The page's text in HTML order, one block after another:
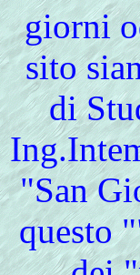
giorni
sito
di
"San
questo